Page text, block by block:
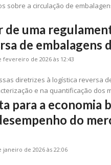
sobre a circulação de
de uma
de embalagens
fevereiro de 2026 às 12:43
diretrizes à logística reversa
e na quantificação dos
para a economia
do
janeiro de 2026 às 22:06